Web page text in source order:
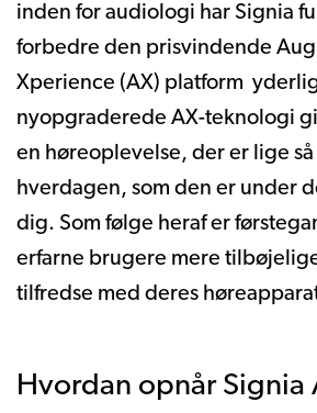
inden for audiologi har Signia
forbedre den prisvindende
Xperience (AX) platform
nyopgraderede AX-teknologi
en høreoplevelse, der er lige
hverdagen, som den er under
dig. Som følge heraf er
erfarne brugere mere
tilfredse med deres
Hvordan opnår Signia